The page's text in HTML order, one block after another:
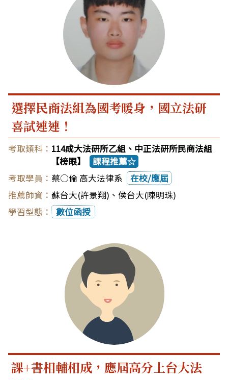
選擇民商法組為國考暖身，國立法研
喜試連連！
114成大法研所乙組、中正法研所民商法組
【榜眼】
課程推薦☆
蔡○倫 高大法律系
在校/應屆
蘇台大(許景翔) 、 侯台大(陳明珠)
數位函授
課+書相輔相成，應屆高分上台大法